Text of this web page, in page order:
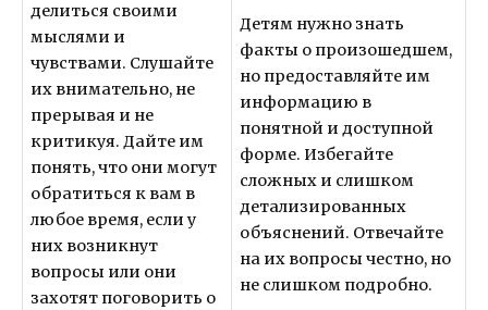
делиться своими
мыслями и
чувствами. Слушайте
их внимательно, не
прерывая и не
критикуя. Дайте им
понять, что они могут
обратиться к вам в
любое время, если у
них возникнут
вопросы или они
захотят поговорить о
Детям нужно знать
факты о произошедшем,
но предоставляйте им
информацию в
понятной и доступной
форме. Избегайте
сложных и слишком
детализированных
объяснений. Отвечайте
на их вопросы честно, но
не слишком подробно.